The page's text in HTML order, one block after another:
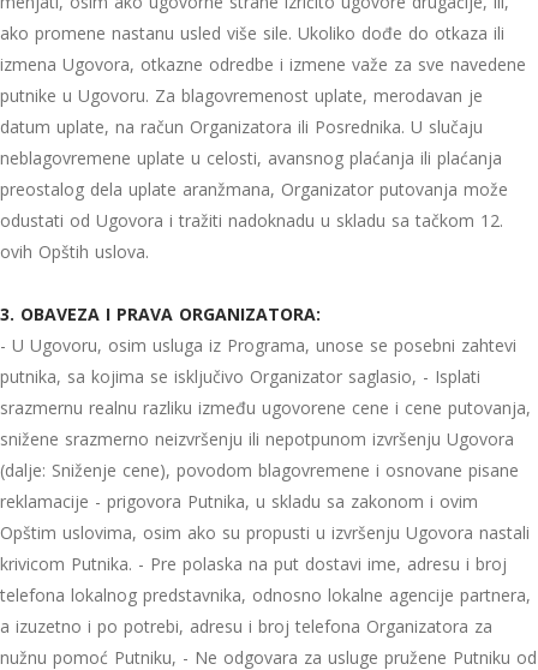
ako promene nastanu usled više sile. Ukoliko dođe do otkaza ili
izmena Ugovora, otkazne odredbe i izmene važe za sve navedene
putnike u Ugovoru. Za blagovremenost uplate, merodavan je
datum uplate, na račun Organizatora ili Posrednika. U slučaju
neblagovremene uplate u celosti, avansnog plaćanja ili plaćanja
preostalog dela uplate aranžmana, Organizator putovanja može
odustati od Ugovora i tražiti nadoknadu u skladu sa tačkom 12.
ovih Opštih uslova.
3. OBAVEZA I PRAVA ORGANIZATORA:
- U Ugovoru, osim usluga iz Programa, unose se posebni zahtevi
putnika, sa kojima se isključivo Organizator saglasio, - Isplati
srazmernu realnu razliku između ugovorene cene i cene putovanja,
snižene srazmerno neizvršenju ili nepotpunom izvršenju Ugovora
(dalje: Sniženje cene), povodom blagovremene i osnovane pisane
reklamacije - prigovora Putnika, u skladu sa zakonom i ovim
Opštim uslovima, osim ako su propusti u izvršenju Ugovora nastali
krivicom Putnika. - Pre polaska na put dostavi ime, adresu i broj
telefona lokalnog predstavnika, odnosno lokalne agencije partnera,
a izuzetno i po potrebi, adresu i broj telefona Organizatora za
nužnu pomoć Putniku, - Ne odgovara za usluge pružene Putniku od